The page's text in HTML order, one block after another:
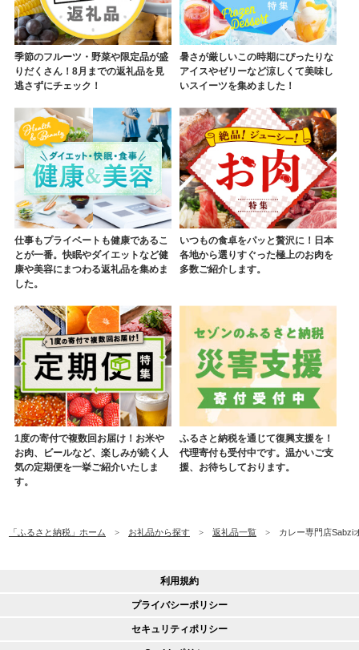
季節のフルーツ・野菜や限定品が盛
りだくさん！8月までの返礼品を見
逃さずにチェック！
暑さが厳しいこの時期にぴったりな
アイスやゼリーなど涼しくて美味し
いスイーツを集めました！
仕事もプライベートも健康であるこ
とが一番。快眠やダイエットなど健
康や美容にまつわる返礼品を集めま
した。
いつもの食卓をパッと贅沢に！日本
各地から選りすぐった極上のお肉を
多数ご紹介します。
1度の寄付で複数回お届け！お米や
お肉、ビールなど、楽しみが続く人
気の定期便を一挙ご紹介いたしま
す。
ふるさと納税を通じて復興支援を！
代理寄付も受付中です。温かいご支
援、お待ちしております。
「ふるさと納税」ホーム お礼品から探す 返礼品一覧 カレー専門店Sabzi
利用規約
プライバシーポリシー
セキュリティポリシー